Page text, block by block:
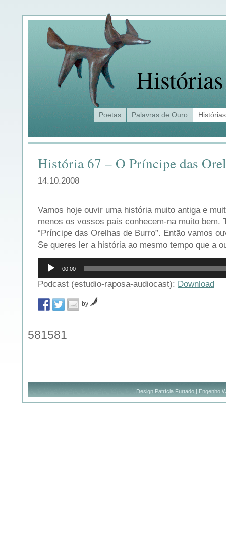
Histórias
Poetas Palavras de Ouro Histórias
História 67 – O Príncipe das
14.10.2008
Vamos hoje ouvir uma história muito antiga e
menos os vossos pais conhecem-na muito bem.
“Príncipe das Orelhas de Burro”. Então vamos
Se queres ler a história ao mesmo tempo que a
Reprodutor
áudio
00:00
Podcast (estudio-raposa-audiocast): Download
by
581581
Design Patrícia Furtado | Engenho